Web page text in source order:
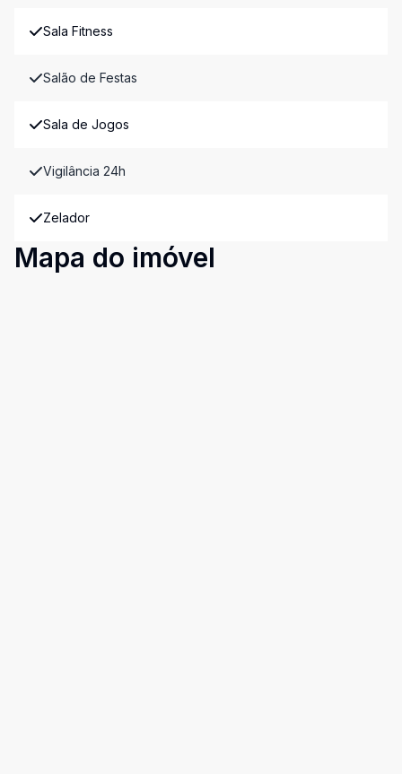
Sala Fitness
Salão de Festas
Sala de Jogos
Vigilância 24h
Zelador
Mapa do imóvel